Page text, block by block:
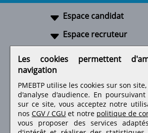
Espace candidat
Espace recruteur
Retrouvez-nous sur les
Les cookies permettent
navigation
PMEBTP utilise les cookies sur son
d'analyse d'audience. En
sur ce site, vous acceptez notre
nos CGV / CGU et notre politique de
vous proposer des services